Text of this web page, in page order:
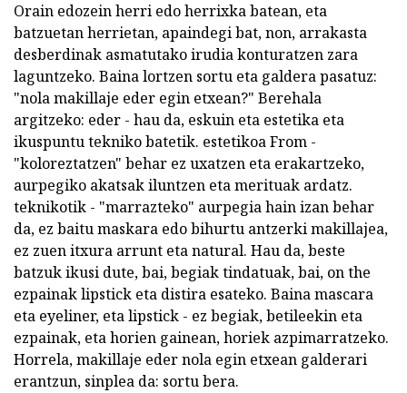
Orain edozein herri edo herrixka batean, eta
batzuetan herrietan, apaindegi bat, non, arrakasta
desberdinak asmatutako irudia konturatzen zara
laguntzeko. Baina lortzen sortu eta galdera pasatuz:
"nola makillaje eder egin etxean?" Berehala
argitzeko: eder - hau da, eskuin eta estetika eta
ikuspuntu tekniko batetik. estetikoa From -
"koloreztatzen" behar ez uxatzen eta erakartzeko,
aurpegiko akatsak iluntzen eta merituak ardatz.
teknikotik - "marrazteko" aurpegia hain izan behar
da, ez baitu maskara edo bihurtu antzerki makillajea,
ez zuen itxura arrunt eta natural. Hau da, beste
batzuk ikusi dute, bai, begiak tindatuak, bai, on the
ezpainak lipstick eta distira esateko. Baina mascara
eta eyeliner, eta lipstick - ez begiak, betileekin eta
ezpainak, eta horien gainean, horiek azpimarratzeko.
Horrela, makillaje eder nola egin etxean galderari
erantzun, sinplea da: sortu bera.